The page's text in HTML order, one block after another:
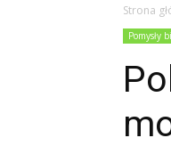
Strona
Pomysły